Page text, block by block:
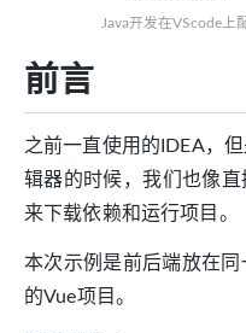
Java开发在VScode上
前言
之前一直使用的IDEA，
辑器的时候，我们也像
来下载依赖和运行项目。
本次示例是前后端放在
的Vue项目。